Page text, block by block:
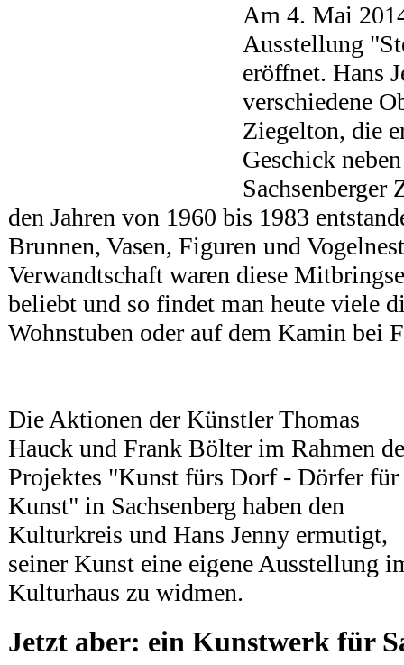
Am 4. Mai
Ausstellung
eröffnet. Hans
verschiedene
Ziegelton, die
Geschick
den Jahren von 1960 bis 1983
Brunnen, Vasen, Figuren und
Verwandtschaft waren diese
beliebt und so findet man heute viele
Wohnstuben oder auf dem Kamin bei
Die Aktionen der Künstler Thomas
Hauck und Frank Bölter im Rahmen
Projektes "Kunst fürs Dorf - Dörfer für
Kunst" in Sachsenberg haben den
Kulturkreis und Hans Jenny ermutigt,
seiner Kunst eine eigene Ausstellung
Kulturhaus zu widmen.
Jetzt aber: ein Kunstwerk für